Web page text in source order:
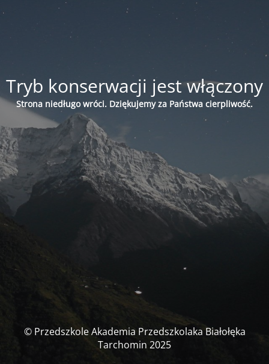
Tryb konserwacji jest włączony
Strona niedługo wróci. Dziękujemy za Państwa cierpliwość.
© Przedszkole Akademia Przedszkolaka Białołęka
Tarchomin 2025